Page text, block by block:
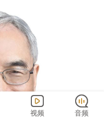
视频 音频